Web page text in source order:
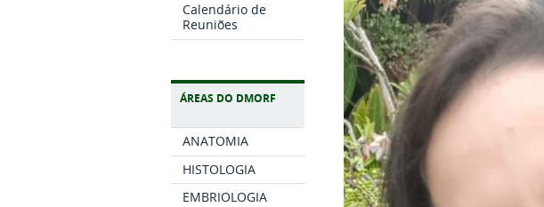
Calendário de
Reuniões
ÁREAS DO DMORF
ANATOMIA
HISTOLOGIA
EMBRIOLOGIA